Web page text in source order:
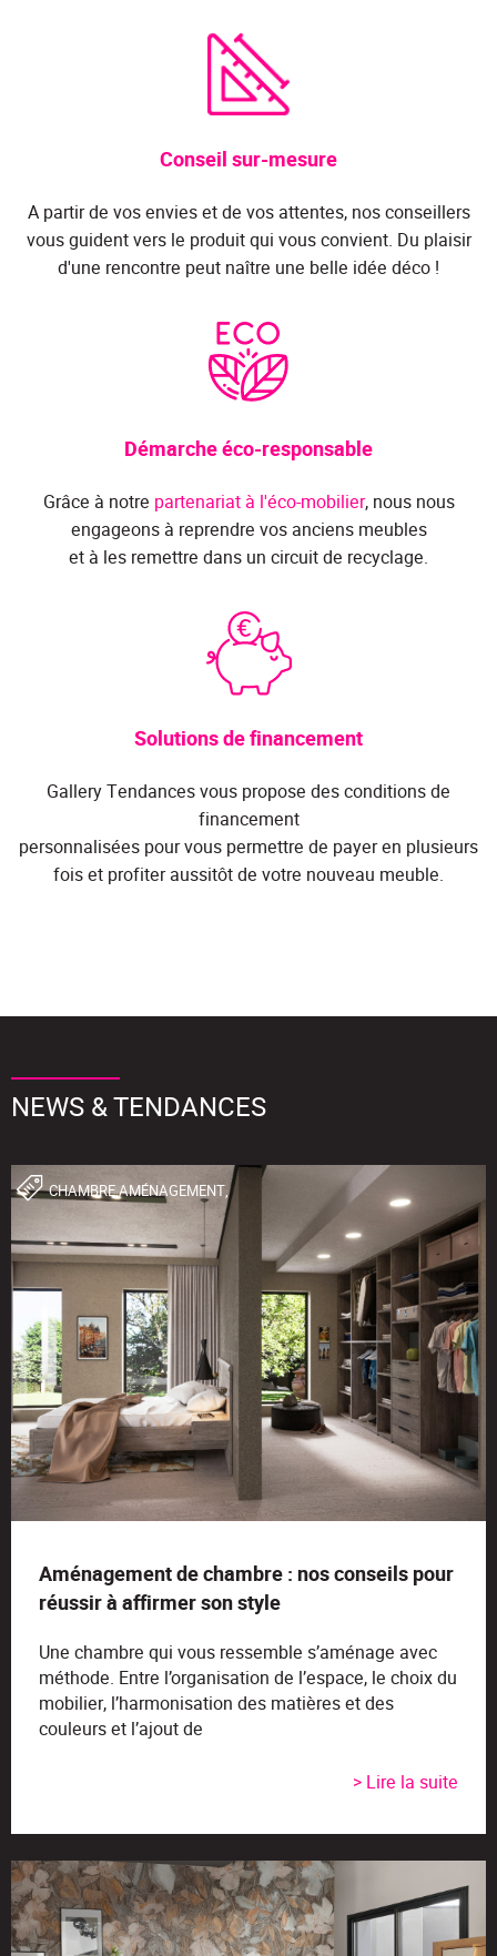
Conseil sur-mesure
A partir de vos envies et de vos attentes, nos conseillers
vous guident vers le produit qui vous convient. Du plaisir
d'une rencontre peut naître une belle idée déco !
Démarche éco-responsable
Grâce à notre partenariat à l'éco-mobilier, nous nous
engageons à reprendre vos anciens meubles
et à les remettre dans un circuit de recyclage.
Solutions de financement
Gallery Tendances vous propose des conditions de
financement
personnalisées pour vous permettre de payer en plusieurs
fois et profiter aussitôt de votre nouveau meuble.
NEWS & TENDANCES
CHAMBRE,AMÉNAGEMENT,
Aménagement de chambre : nos conseils pour
réussir à affirmer son style
Une chambre qui vous ressemble s’aménage avec
méthode. Entre l’organisation de l’espace, le choix du
mobilier, l’harmonisation des matières et des
couleurs et l’ajout de
> Lire la suite